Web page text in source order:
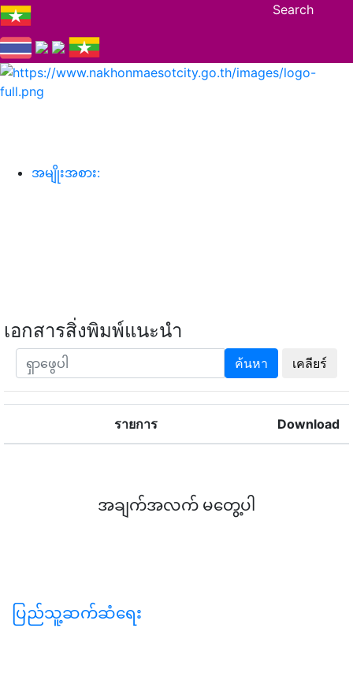
Search
အမျိုးအစား:
เอกสารสิ่งพิมพ์แนะนำ
ค้นหา เคลียร์
รายการ Download
အချက်အလက် မတွေ့ပါ
ပြည်သူ့ဆက်ဆံရေး